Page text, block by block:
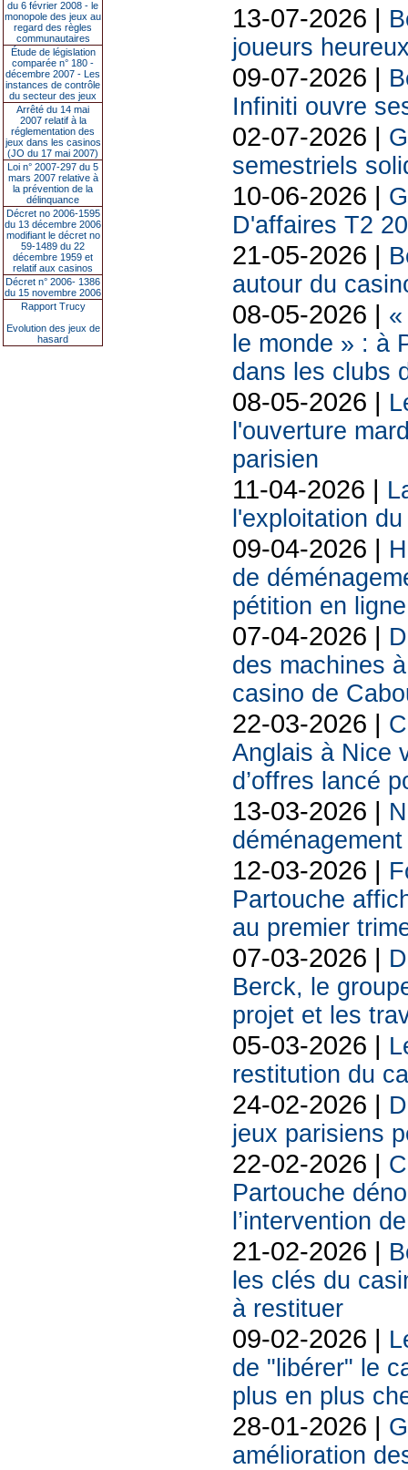
du 6 février 2008 - le
monopole des jeux au
regard des règles
communautaires
Étude de législation
comparée n° 180 -
décembre 2007 - Les
instances de contrôle
du secteur des jeux
Arrêté du 14 mai
2007 relatif à la
réglementation des
jeux dans les casinos
(JO du 17 mai 2007)
Loi n° 2007-297 du 5
mars 2007 relative à
la prévention de la
délinquance
Décret no 2006-1595
du 13 décembre 2006
modifiant le décret no
59-1489 du 22
décembre 1959 et
relatif aux casinos
Décret n° 2006- 1386
du 15 novembre 2006
Rapport Trucy
Evolution des jeux de
hasard
13-07-2026 |
joueurs
09-07-2026 |
Infiniti ouvre
02-07-2026 |
semestriels
10-06-2026 |
D'affaires T2
21-05-2026 |
autour du
08-05-2026 |
le monde » : à
dans les clubs
08-05-2026 |
l'ouverture
parisien
11-04-2026 |
l'exploitation
09-04-2026 |
de
pétition en ligne
07-04-2026 |
des machines
casino de
22-03-2026 |
Anglais à Nice
d’offres lancé
13-03-2026 |
12-03-2026 |
Partouche
au premier
07-03-2026 |
Berck, le
projet et les
05-03-2026 |
restitution du
24-02-2026 |
jeux parisiens
22-02-2026 |
Partouche
l’intervention
21-02-2026 |
les clés du
à restituer
09-02-2026 |
de "libérer" le
plus en plus
28-01-2026 |
amélioration